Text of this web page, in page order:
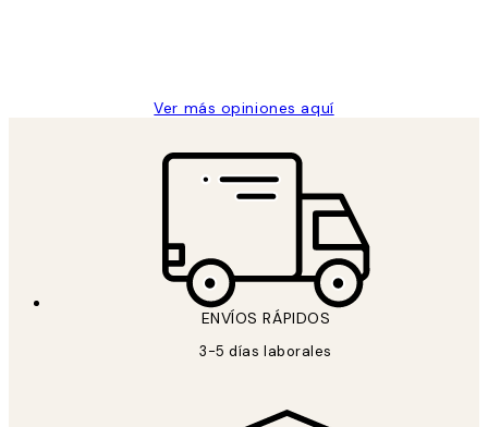
Ver más opiniones aquí
ENVÍOS RÁPIDOS
3-5 días laborales